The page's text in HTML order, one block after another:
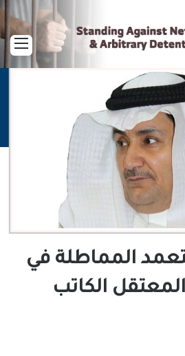
المماطلة في
الكاتب